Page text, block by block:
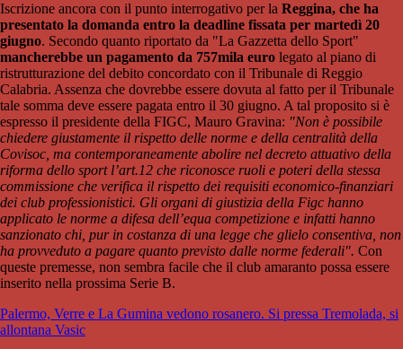
Iscrizione ancora con il punto interrogativo per la Reggina, che ha
presentato la domanda entro la deadline fissata per martedì 20
giugno. Secondo quanto riportato da "La Gazzetta dello Sport"
mancherebbe un pagamento da 757mila euro legato al piano di
ristrutturazione del debito concordato con il Tribunale di Reggio
Calabria. Assenza che dovrebbe essere dovuta al fatto per il Tribunale
tale somma deve essere pagata entro il 30 giugno. A tal proposito si è
espresso il presidente della FIGC, Mauro Gravina: "Non è possibile
chiedere giustamente il rispetto delle norme e della centralità della
Covisoc, ma contemporaneamente abolire nel decreto attuativo della
riforma dello sport l’art.12 che riconosce ruoli e poteri della stessa
commissione che verifica il rispetto dei requisiti economico-finanziari
dei club professionistici. Gli organi di giustizia della Figc hanno
applicato le norme a difesa dell’equa competizione e infatti hanno
sanzionato chi, pur in costanza di una legge che glielo consentiva, non
ha provveduto a pagare quanto previsto dalle norme federali". Con
queste premesse, non sembra facile che il club amaranto possa essere
inserito nella prossima Serie B.
Palermo, Verre e La Gumina vedono rosanero. Si pressa Tremolada, si
allontana Vasic